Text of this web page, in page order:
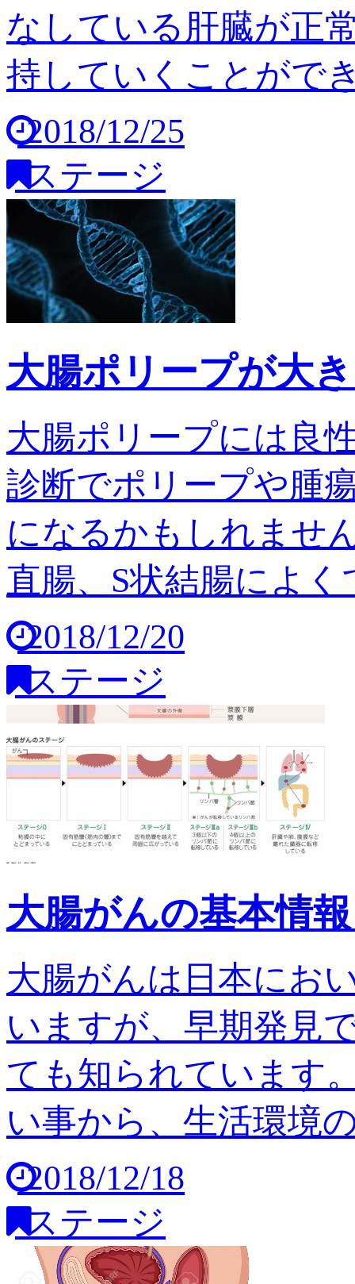
なしている肝臓が正
持していくことがで
2018/12/25
ステージ
大腸ポリープが大
大腸ポリープには良
診断でポリープや腫
になるかもしれませ
直腸、S状結腸によ
2018/12/20
ステージ
大腸がんの基本情
大腸がんは日本にお
いますが、早期発見
ても知られています
い事から、生活環境
2018/12/18
ステージ